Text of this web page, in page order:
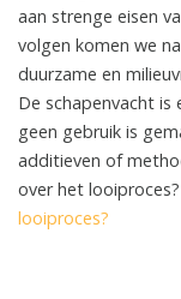
aan strenge eisen
volgen komen we
duurzame en
De schapenvacht
geen gebruik is
additieven of
over het
looiproces?